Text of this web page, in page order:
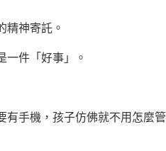
神寄託。
件「好事」。
手機，孩子仿佛就不用怎麼管